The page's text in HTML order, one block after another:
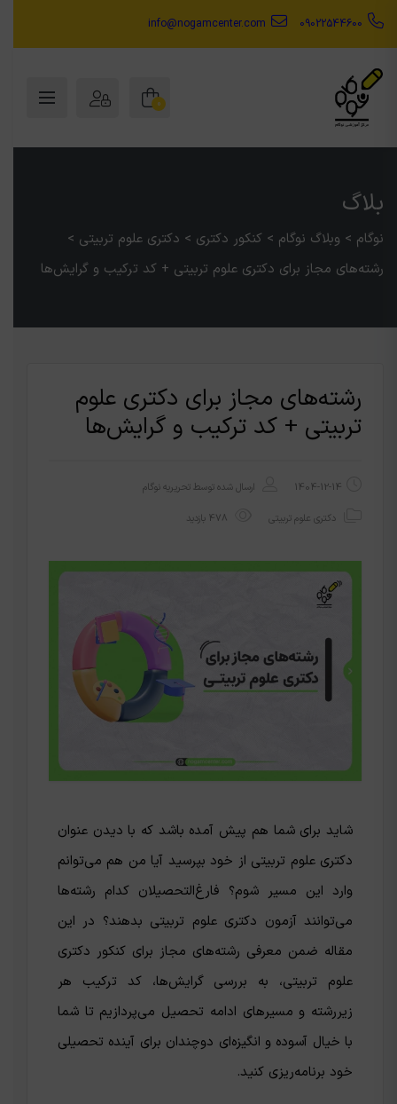
09022544600
info@nogamcenter.com
0
بلاگ
نوگام > وبلاگ نوگام > کنکور دکتری > دکتری علوم تربیتی >
رشته‌های مجاز برای دکتری علوم تربیتی + کد ترکیب و گرایش‌ها
رشته‌های مجاز برای دکتری علوم
تربیتی + کد ترکیب و گرایش‌ها
1404-12-14 ارسال شده توسط تحریریه نوگام
دکتری علوم تربیتی
شاید برای شما هم پیش‌ آمده باشد که با دیدن عنوان
دکتری علوم تربیتی از خود بپرسید آیا من هم می‌توانم
وارد این مسیر شوم؟ فارغ‌التحصیلان کدام رشته‌ها
می‌توانند آزمون دکتری علوم تربیتی بدهند؟ در این
مقاله ضمن معرفی رشته‌های مجاز برای کنکور دکتری
علوم تربیتی، به بررسی گرایش‌ها، کد ترکیب هر
زیررشته و مسیرهای ادامه تحصیل می‌پردازیم تا شما
با خیال آسوده و انگیزه‌ای دوچندان برای آینده تحصیلی
خود برنامه‌ریزی کنید.